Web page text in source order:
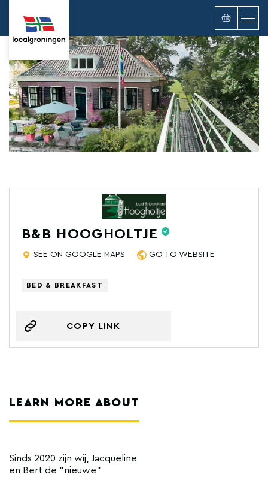
B&B HOOGHOLTJE
SEE ON GOOGLE MAPS GO TO WEBSITE
BED & BREAKFAST
COPY LINK
LEARN MORE ABOUT
Sinds 2020 zijn wij, Jacqueline
en Bert de "nieuwe"